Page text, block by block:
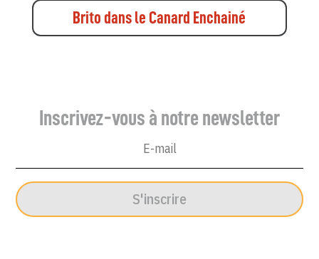
Brito dans le Canard Enchainé
Inscrivez-vous à notre newsletter
S'inscrire